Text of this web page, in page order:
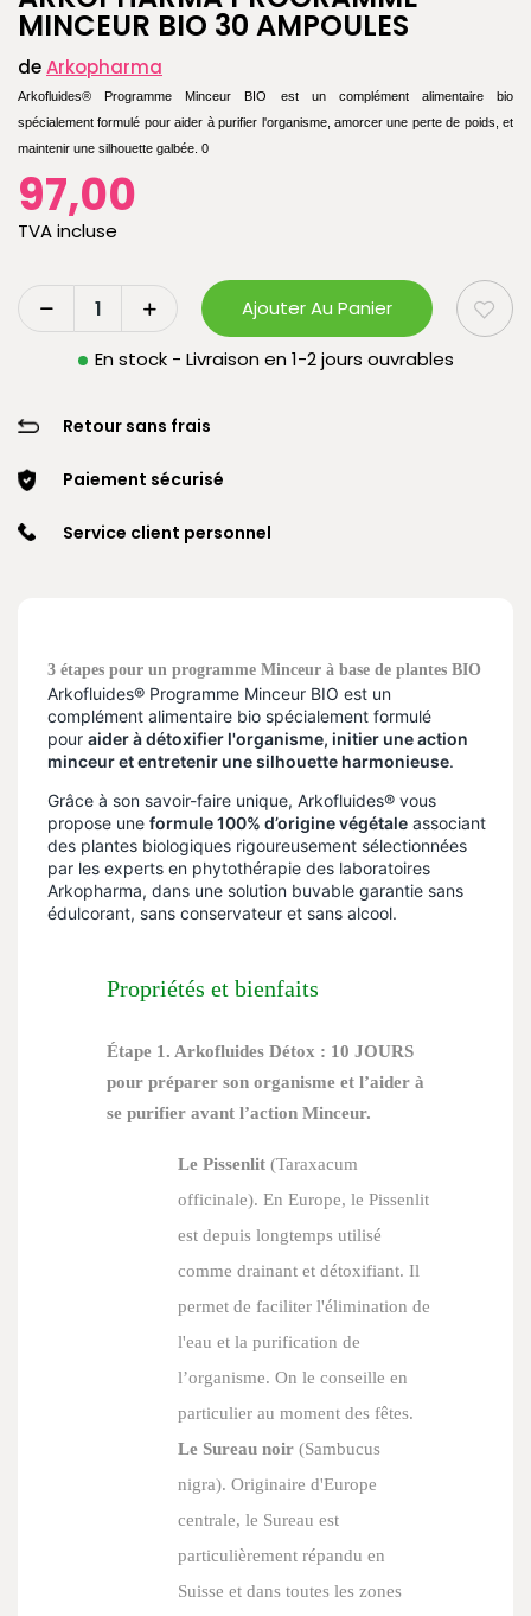
MINCEUR BIO 30 AMPOULES
deArkopharma
Arkofluides® Programme Minceur BIO est un complément alimentaire bio
spécialement formulé pour aider à purifier l'organisme, amorcer une perte de poids, et
maintenir une silhouette galbée. 0
97,00
TVA incluse
Ajouter Au Panier
En stock - Livraison en 1-2 jours ouvrables
Retour sans frais
Paiement sécurisé
Service client personnel
3 étapes pour un programme Minceur à base de plantes BIO
Arkofluides® Programme Minceur BIO est un
complément alimentaire bio spécialement formulé
pour aider à détoxifier l'organisme, initier une action
minceur et entretenir une silhouette harmonieuse.
Grâce à son savoir-faire unique, Arkofluides® vous
propose une formule 100% d’origine végétale associant
des plantes biologiques rigoureusement sélectionnées
par les experts en phytothérapie des laboratoires
Arkopharma, dans une solution buvable garantie sans
édulcorant, sans conservateur et sans alcool.
Propriétés et bienfaits
Étape 1. Arkofluides Détox : 10 JOURS
pour préparer son organisme et l’aider à
se purifier avant l’action Minceur.
Le Pissenlit (Taraxacum
officinale). En Europe, le Pissenlit
est depuis longtemps utilisé
comme drainant et détoxifiant. Il
permet de faciliter l'élimination de
l'eau et la purification de
l’organisme. On le conseille en
particulier au moment des fêtes.
Le Sureau noir (Sambucus
nigra). Originaire d'Europe
centrale, le Sureau est
particulièrement répandu en
Suisse et dans toutes les zones